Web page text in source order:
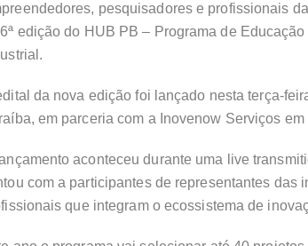
pesquisadores e profissionais
edição do HUB PB – Programa de
da nova edição foi lançado nesta terça-
em parceria com a Inovenow Serviços
aconteceu durante uma live
com a participantes de representantes das
que integram o ecossistema de